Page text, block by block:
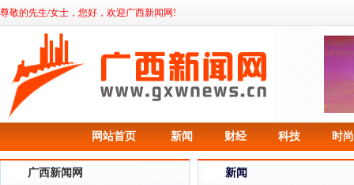
尊敬的先生/女士，您好，欢迎广西新闻网!
网站首页 新闻 财经 科技 时尚
广西新闻网
《日本COSME大赏单品，风靡亚洲的安
露莎小》
新闻